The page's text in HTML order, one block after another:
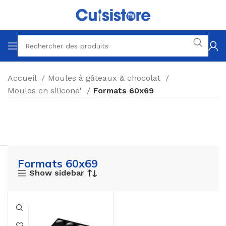
Accueil
Moules à gâteaux & chocolat
Moules en silicone'
Formats 60x69
Formats 60x69
Show sidebar